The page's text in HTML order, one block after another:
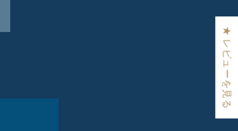
★ レビューを見る